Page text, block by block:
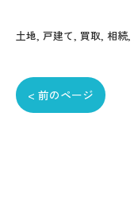
土地 戸建て 買取 相続
< 前のページ